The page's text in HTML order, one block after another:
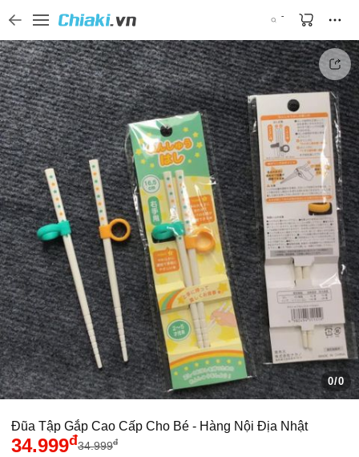
0/0
Đũa Tập Gắp Cao Cấp Cho Bé - Hàng Nội Địa Nhật
34.999đ34.999đ